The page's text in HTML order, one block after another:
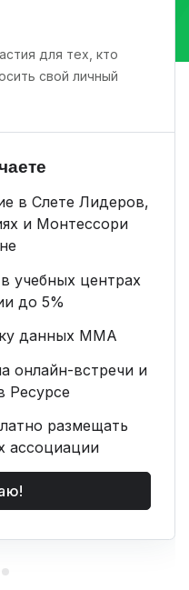
для тех, кто
свой личный
в Слете Лидеров,
и Монтессори
учебных центрах
до 5%
данных ММА
онлайн-встречи и
Ресурсе
размещать
ассоциации